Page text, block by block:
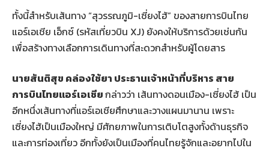
ทั้งนี้สำหรับเส้นทาง “สุวรรณภูมิ-เซี่ยงไฮ้” ของสายการบินไทย
แอร์เอเชีย เอ็กซ์ (รหัสเที่ยวบิน XJ) ยังคงให้บริการด้วยเช่นกัน
เพื่อสร้างทางเลือกการเดินทางที่สะดวกสำหรับผู้โดยสาร
นายสันติสุข คล่องใช้ยา ประธานเจ้าหน้าที่บริหาร สาย
การบินไทยแอร์เอเชียกล่าวว่า เส้นทางดอนเมือง-เซี่ยงไฮ้ เป็น
อีกหนึ่งเส้นทางที่แอร์เอเชียศึกษาและวางแผนมานาน เพราะ
เซี่ยงไฮ้เป็นเมืองใหญ่ มีศักยภาพในการเติบโตสูงทั้งด้านธุรกิจ
และการท่องเที่ยว อีกทั้งยังเป็นเมืองที่คนไทยรู้จักและอยากไปใน